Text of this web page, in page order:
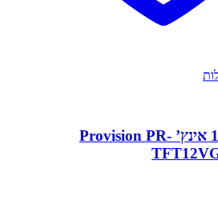
מוניטור מסך דק 12 אינץ’ Provision PR-